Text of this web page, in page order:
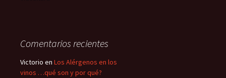
Comentarios recientes
Victorio en Los Alérgenos en los
vinos …qué son y por qué?